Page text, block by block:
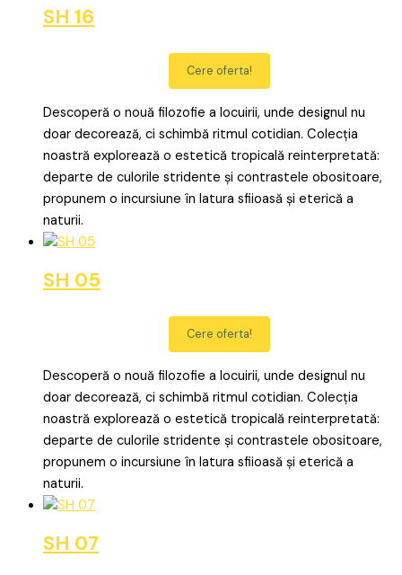
SH 16
Cere oferta!
Descoperă o nouă filozofie a locuirii, unde designul nu
doar decorează, ci schimbă ritmul cotidian. Colecția
noastră explorează o estetică tropicală reinterpretată:
departe de culorile stridente și contrastele obositoare,
propunem o incursiune în latura sfiioasă și eterică a
naturii.
SH 05
Cere oferta!
Descoperă o nouă filozofie a locuirii, unde designul nu
doar decorează, ci schimbă ritmul cotidian. Colecția
noastră explorează o estetică tropicală reinterpretată:
departe de culorile stridente și contrastele obositoare,
propunem o incursiune în latura sfiioasă și eterică a
naturii.
SH 07